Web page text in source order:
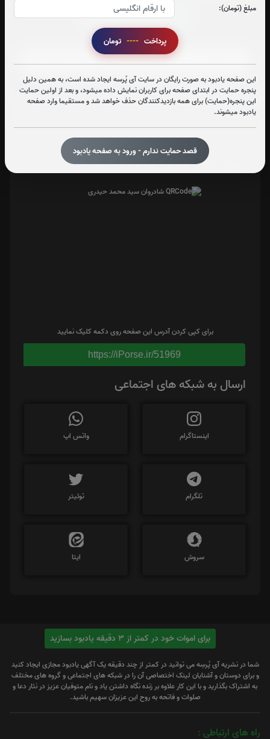
مبلغ (تومان):
پرداخت ----
این صفحه یادبود به صورت رایگان در سایت آی پُرسه ایجاد شده است، به همین دلیل
پنجره حمایت در ابتدای صفحه برای کاربران نمایش داده میشود، و بعد از اولین حمایت
این پنجره(حمایت) برای همه بازدیدکنندگان حذف خواهد شد و مستقیما وارد صفحه
یادبود میشوند.
قصد حمایت ندارم - ورود به صفحه یادبود
قرائت زیارت عاشورا را تقبل میکنم
صوت زیارت عاشورا - فانی
متن زیارت عاشورا
تعداد بازدید : 304
اشتراک گذاری
برای کپی کردن آدرس این صفحه روی دکمه کلیک نمایید
https://iPorse.ir/51969
ارسال به شبکه های اجتماعی
اینستاگرام واتس اپ
تلگرام توئیتر
سروش ایتا
برای اموات خود در کمتر از 3 دقیقه یادبود بسازید
شما در نشریه آی پُرسِه می توانید در کمتر از چند دقیقه یک آگهی یادبود مجازی ایجاد کنید
و برای دوستان و آشنایان لینک اختصاصی آن را در شبکه های اجتماعی و گروه های مختلف
به اشتراک بگذارید و با این کار علاوه بر زنده نگاه داشتن یاد و نام متوفیان عزیز در نثار دعا و
صلوات و فاتحه به روح این عزیزان سهیم باشید.
راه های ارتباطی :